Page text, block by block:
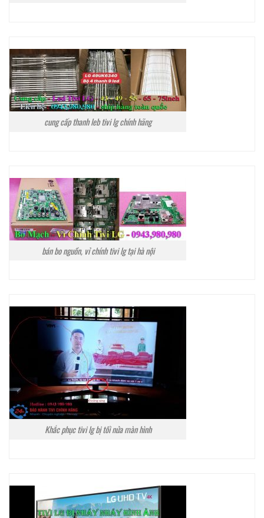
cung cấp thanh leb tivi lg chính hãng
bán bo nguồn, vỉ chính tivi lg tại hà nội
Khắc phục tivi lg bị tối nửa màn hình